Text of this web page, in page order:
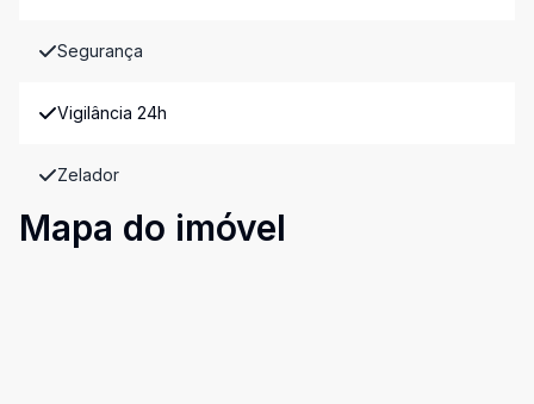
Segurança
Vigilância 24h
Zelador
Mapa do imóvel